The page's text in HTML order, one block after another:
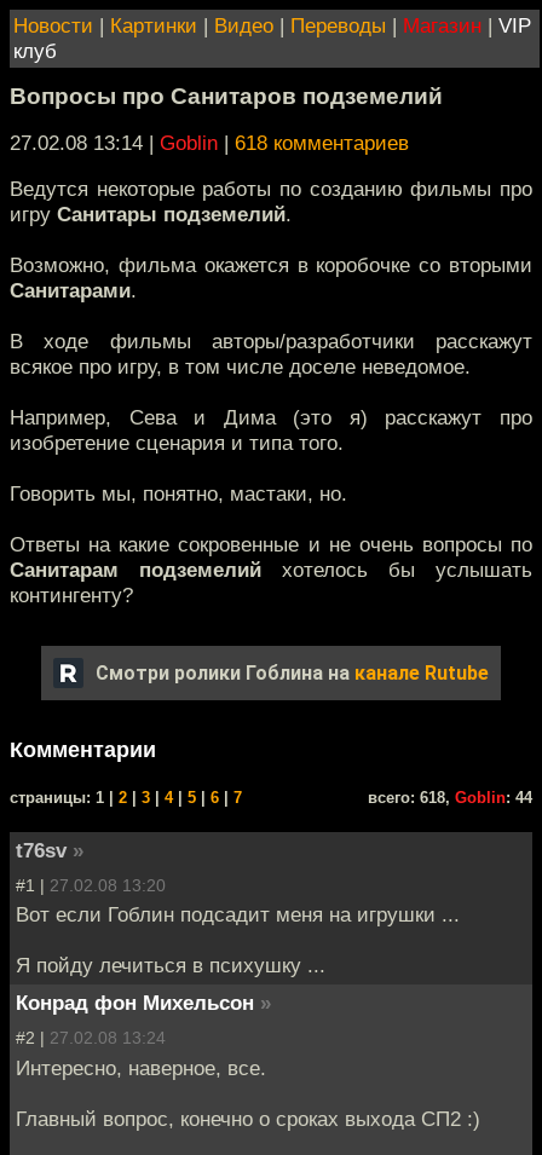
Новости | Картинки | Видео | Переводы | Магазин | VIP
клуб
Вопросы про Санитаров подземелий
27.02.08 13:14 | Goblin | 618 комментариев
Ведутся некоторые работы по созданию фильмы про
игру Санитары подземелий.
Возможно, фильма окажется в коробочке со вторыми
Санитарами.
В ходе фильмы авторы/разработчики расскажут
всякое про игру, в том числе доселе неведомое.
Например, Сева и Дима (это я) расскажут про
изобретение сценария и типа того.
Говорить мы, понятно, мастаки, но.
Ответы на какие сокровенные и не очень вопросы по
Санитарам подземелий хотелось бы услышать
контингенту?
Смотри ролики Гоблина на канале Rutube
Комментарии
cтраницы: 1 | 2 3 4| 5 6 7 всего: 618, Goblin: 44
t76sv »
#1 | 27.02.08 13:20
Вот если Гоблин подсадит меня на игрушки ...
Я пойду лечиться в психушку ...
Конрад фон Михельсон »
#2 | 27.02.08 13:24
Интересно, наверное, все.
Главный вопрос, конечно о сроках выхода СП2 :)